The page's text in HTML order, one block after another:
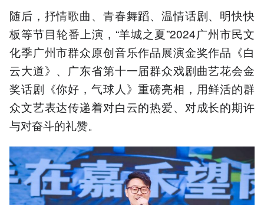
随后，抒情歌曲、青春舞蹈、温情话剧、明快快
板等节目轮番上演，“羊城之夏”2024广州市民文
化季广州市群众原创音乐作品展演金奖作品《白
云大道》、广东省第十一届群众戏剧曲艺花会金
奖话剧《你好，气球人》重磅亮相，用鲜活的群
众文艺表达传递着对白云的热爱、对成长的期许
与对奋斗的礼赞。